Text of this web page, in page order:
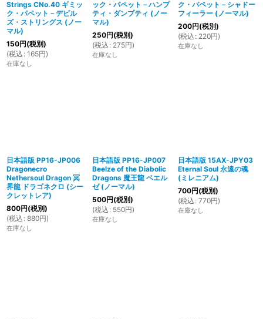
Strings CNo.40 ギミッ
ク・パペット－デビル
ズ・ストリングス (ノー
マル)
150円(税別)
(税込 : 165円)
在庫なし
ック・パペット－ハンプ
ティ・ダンプティ (ノー
マル)
250円(税別)
(税込 : 275円)
在庫なし
ク・パペット－シャドー
フィーラー (ノーマル)
200円(税別)
(税込 : 220円)
在庫なし
日本語版 PP16-JP006
Dragonecro
Nethersoul Dragon 冥
界龍 ドラゴネクロ (シー
クレットレア)
800円(税別)
(税込 : 880円)
在庫なし
日本語版 PP16-JP007
Beelze of the Diabolic
Dragons 魔王龍 ベエル
ゼ (ノーマル)
500円(税別)
(税込 : 550円)
在庫なし
日本語版 15AX-JPY03
Eternal Soul 永遠の魂
(ミレニアム)
700円(税別)
(税込 : 770円)
在庫なし